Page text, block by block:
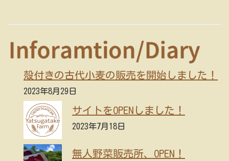
殻付きの古代小麦の販売を開始しました！
2023年8月29日
サイトをOPENしました！
2023年7月18日
無人野菜販売所、OPEN！